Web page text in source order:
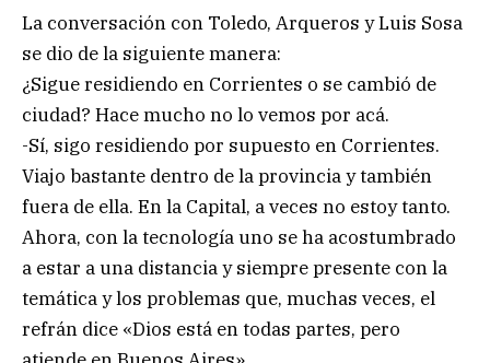
La conversación con Toledo, Arqueros y Luis Sosa
se dio de la siguiente manera:
¿Sigue residiendo en Corrientes o se cambió de
ciudad? Hace mucho no lo vemos por acá.
-Sí, sigo residiendo por supuesto en Corrientes.
Viajo bastante dentro de la provincia y también
fuera de ella. En la Capital, a veces no estoy tanto.
Ahora, con la tecnología uno se ha acostumbrado
a estar a una distancia y siempre presente con la
temática y los problemas que, muchas veces, el
refrán dice «Dios está en todas partes, pero